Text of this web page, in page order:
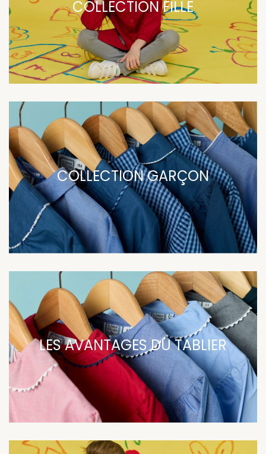
COLLECTION FILLE
COLLECTION GARÇON
LES AVANTAGES DU TABLIER